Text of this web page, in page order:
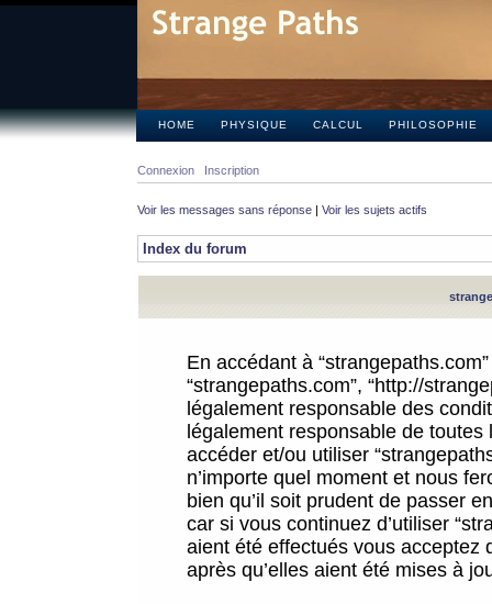
HOME PHYSIQUE CALCUL PHILOSOPHIE
Connexion Inscription
Voir les messages sans réponse | Voir les sujets actifs
Index du forum
En accédant à
“strangepaths.com”, “http://
légalement responsable des
légalement responsable de
accéder et/ou utiliser
n’importe quel moment et nous
bien qu’il soit prudent de passer
car si vous continuez d’utiliser
aient été effectués vous acceptez
après qu’elles aient été mises à